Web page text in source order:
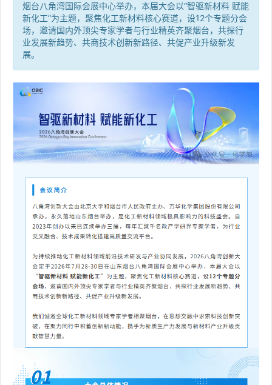
烟台八角湾国际会展中心举办，本届大会以“智驱新材料 赋能
新化工”为主题，聚焦化工新材料核心赛道，设12个专题分会
场，邀请国内外顶尖专家学者与行业精英齐聚烟台，共探行
业发展新趋势、共商技术创新新路径、共促产业升级新发
展。